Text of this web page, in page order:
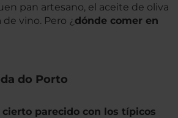
pan artesano, el aceite de oliva
vino. Pero ¿ dónde comer en
do Porto
cierto parecido con los típicos